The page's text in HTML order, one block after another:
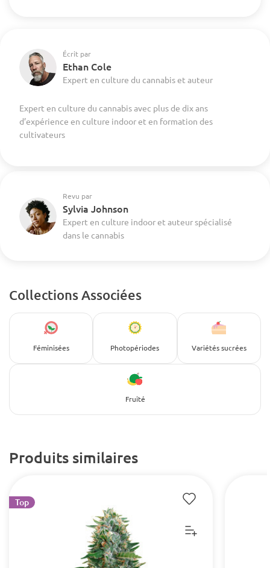
Écrit par
Ethan Cole
Expert en culture du cannabis et auteur
Expert en culture du cannabis avec plus de dix ans
d’expérience en culture indoor et en formation des
cultivateurs
Revu par
Sylvia Johnson
Expert en culture indoor et auteur spécialisé
dans le cannabis
Collections Associées
Féminisées Photopériodes Variétés sucrées
Fruité
Produits similaires
Top